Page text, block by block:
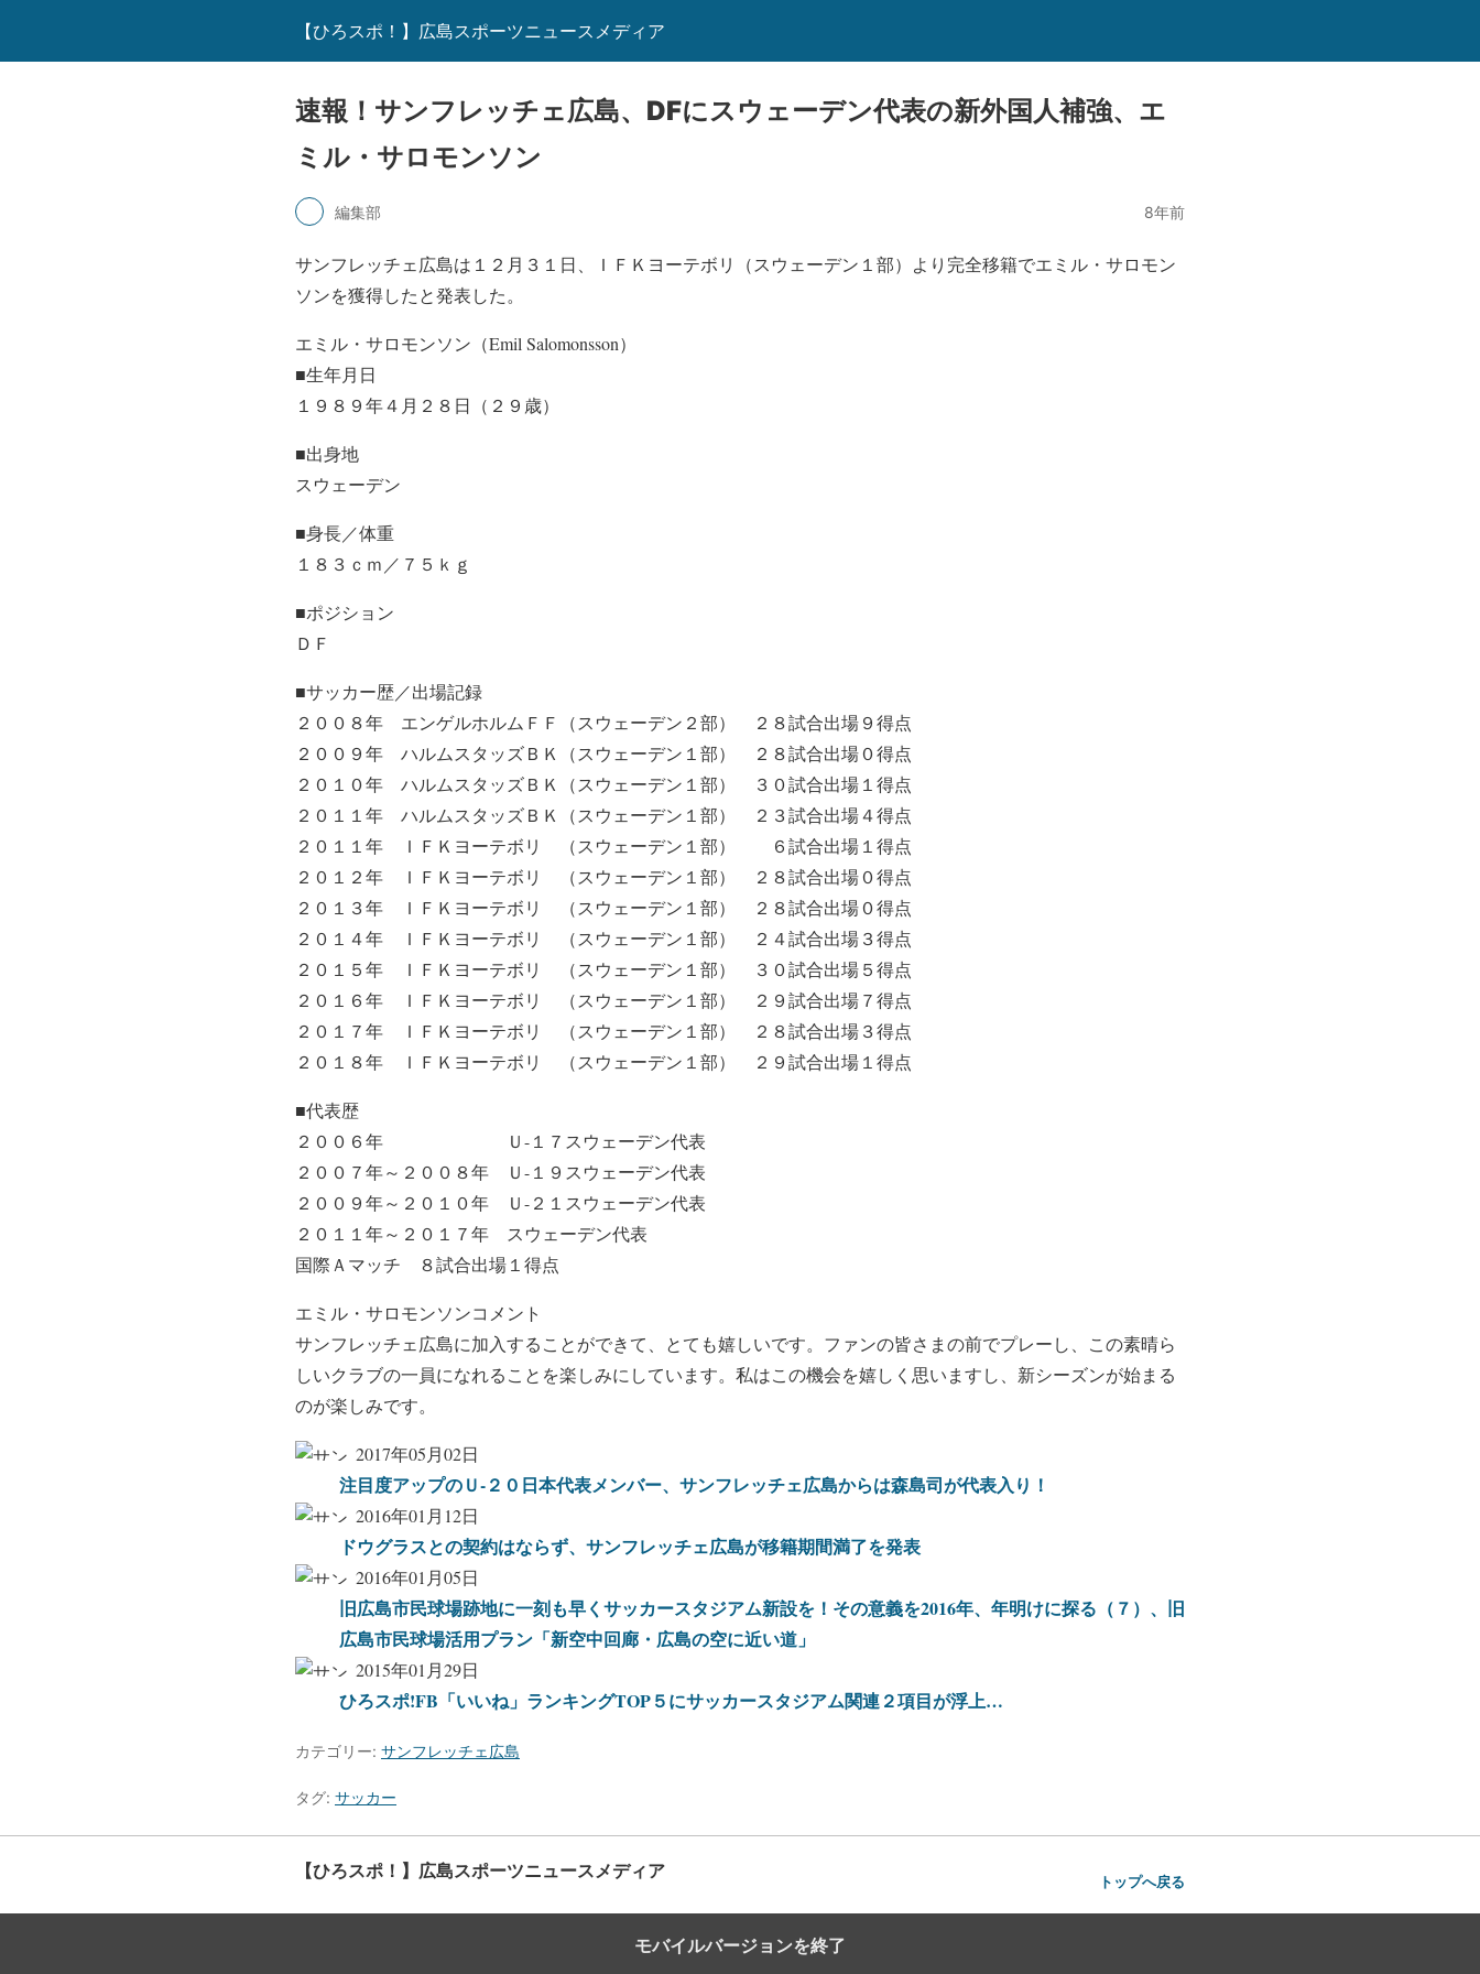
【ひろスポ！】広島スポーツニュースメディア
速報！サンフレッチェ広島、DFにスウェーデン代表の新外国人補強、エ
ミル・サロモンソン
編集部 8年前
サンフレッチェ広島は１２月３１日、ＩＦＫヨーテボリ（スウェーデン１部）より完全移籍でエミル・サロモン
ソンを獲得したと発表した。
エミル・サロモンソン（Emil Salomonsson）
■生年月日
１９８９年４月２８日（２９歳）
■出身地
スウェーデン
■身長／体重
１８３ｃｍ／７５ｋｇ
■ポジション
ＤＦ
■サッカー歴／出場記録
２００８年 エンゲルホルムＦＦ（スウェーデン２部） ２８試合出場９得点
２００９年 ハルムスタッズＢＫ（スウェーデン１部） ２８試合出場０得点
２０１０年 ハルムスタッズＢＫ（スウェーデン１部） ３０試合出場１得点
２０１１年 ハルムスタッズＢＫ（スウェーデン１部） ２３試合出場４得点
２０１１年 ＩＦＫヨーテボリ （スウェーデン１部） ６試合出場１得点
２０１２年 ＩＦＫヨーテボリ （スウェーデン１部） ２８試合出場０得点
２０１３年 ＩＦＫヨーテボリ （スウェーデン１部） ２８試合出場０得点
２０１４年 ＩＦＫヨーテボリ （スウェーデン１部） ２４試合出場３得点
２０１５年 ＩＦＫヨーテボリ （スウェーデン１部） ３０試合出場５得点
２０１６年 ＩＦＫヨーテボリ （スウェーデン１部） ２９試合出場７得点
２０１７年 ＩＦＫヨーテボリ （スウェーデン１部） ２８試合出場３得点
２０１８年 ＩＦＫヨーテボリ （スウェーデン１部） ２９試合出場１得点
■代表歴
２００６年 Ｕ-１７スウェーデン代表
２００７年～２００８年 Ｕ-１９スウェーデン代表
２００９年～２０１０年 Ｕ-２１スウェーデン代表
２０１１年～２０１７年 スウェーデン代表
国際Ａマッチ ８試合出場１得点
エミル・サロモンソンコメント
サンフレッチェ広島に加入することができて、とても嬉しいです。ファンの皆さまの前でプレーし、この素晴ら
しいクラブの一員になれることを楽しみにしています。私はこの機会を嬉しく思いますし、新シーズンが始まる
のが楽しみです。
2017年05月02日
注目度アップのＵ-２０日本代表メンバー、サンフレッチェ広島からは森島司が代表入り！
2016年01月12日
ドウグラスとの契約はならず、サンフレッチェ広島が移籍期間満了を発表
2016年01月05日
旧広島市民球場跡地に一刻も早くサッカースタジアム新設を！その意義を2016年、年明けに探る（７）、旧
広島市民球場活用プラン「新空中回廊・広島の空に近い道」
2015年01月29日
ひろスポ!FB「いいね」ランキングTOP５にサッカースタジアム関連２項目が浮上…
カテゴリー: サンフレッチェ広島
タグ: サッカー
【ひろスポ！】広島スポーツニュースメディア トップへ戻る
モバイルバージョンを終了